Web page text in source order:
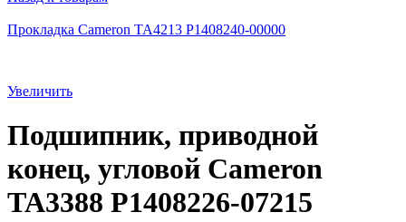
Прокладка Cameron TA4213 P1408240-00000
Увеличить
Подшипник, приводной
конец, угловой Cameron
TA3388 P1408226-07215